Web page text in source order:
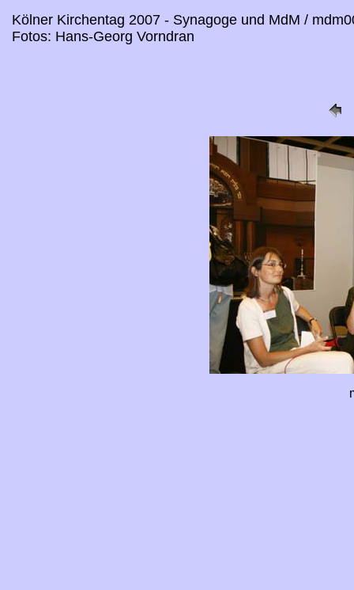
Kölner Kirchentag 2007 - Synagoge und MdM /
Fotos: Hans-Georg Vorndran